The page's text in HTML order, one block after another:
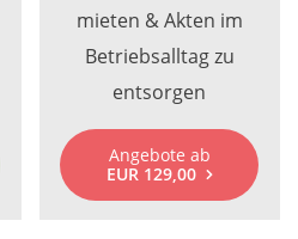
mieten & Akten im
Betriebsalltag zu
entsorgen
Angebote ab
EUR 129,00